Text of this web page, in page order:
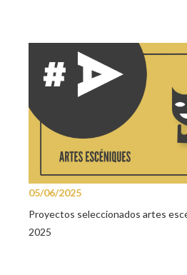
05/06/2025
Proyectos seleccionados artes
2025